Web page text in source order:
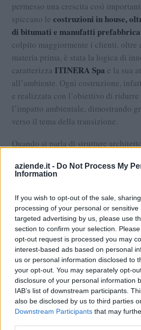
aziende.it - Do Not Process My
Information
If you wish to opt-out of the sale,
processing of your personal or
targeted advertising by us, please use
section to confirm your selection.
opt-out request is processed you may
interest-based ads based on personal
us or personal information disclosed to
your opt-out. You may separately opt-
disclosure of your personal information
IAB’s list of downstream participants.
also be disclosed by us to third parties
Downstream Participants that may
permesso una crescita così
spiccano le costruzioni in house,
di bitumati e manufatti
colpito maggiormente i clienti, oltre
materia prima, è stata la logica di
caratterizza ITINERA Spa e la sua
all’ambiente. Ogni costruzione,
e realizzata con l’obiettivo di
l’impatto ambientale, dimostrando
verso il tema della transizione.
Quando si parla di strutture
emerge con
e in questo caso è divenuto il punto
architetti e ingegneri specializzati
costruzioni sostenibili. Un
permesso aITINERA Spadi
2023 in forte crescita e di
clienti sempre più esigente.
VAI AL SERVIZIO
RICHIEDI UNA VISURA
Documento ufficiale dal Registro